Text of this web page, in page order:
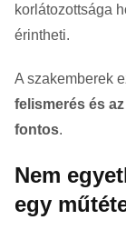
korlátozottsága
érintheti.
A szakemberek
felismerés és
fontos.
Nem
egy